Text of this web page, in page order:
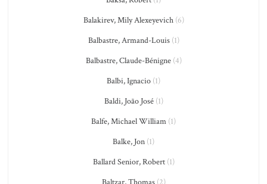
Balakirev, Mily Alexeyevich(6)
Balbastre, Armand-Louis(1)
Balbastre, Claude-Bénigne(4)
Balbi, Ignacio (1)
Baldi, João José(1)
Balfe, Michael William (1)
Balke, Jon (1)
Ballard Senior, Robert(1)